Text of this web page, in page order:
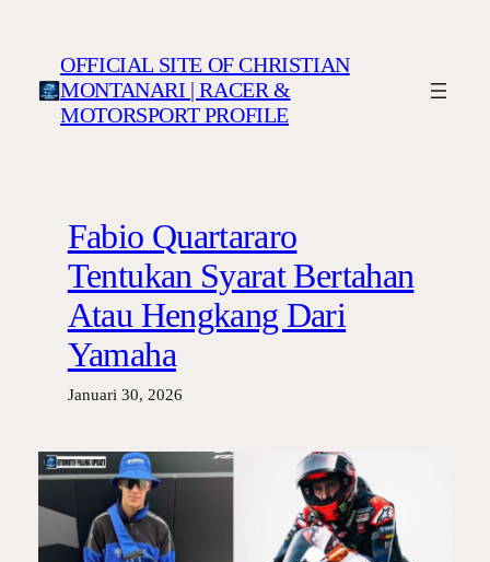
OFFICIAL SITE OF CHRISTIAN
MONTANARI | RACER &
MOTORSPORT PROFILE
Fabio Quartararo
Tentukan Syarat Bertahan
Atau Hengkang Dari
Yamaha
Januari 30, 2026